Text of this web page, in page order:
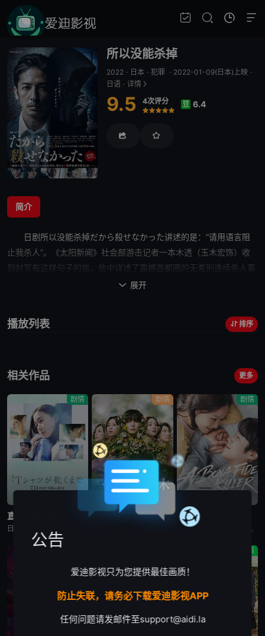
所以没能杀掉
2022 · 日本 · 犯罪 · 2022-01-09(日本)上映 ·
日语 · 详情
9.5 4次评分
很差
较差
还行推荐力荐
豆 6.4
简介
日剧所以没能杀掉だから殺せなかった讲述的是：“请用语言阻
止我杀人”。《太阳新闻》社会部游击记者一本木透（玉木宏饰）收
到封写有这样句子的信，信中详述了震撼首都圈的无差别连续杀人事
件具体犯行。犯人指名要求与一本木在报纸上进行交流。一本木作为
所以没能杀掉
だから殺せなかった由一本木透同名小说改编，曾获得
 展开
播放列表 排序
相关作品 更多
剧情
直到T恤干透
剧情
一次元的扦插
剧情
杀手妈咪
日剧《杀手妈咪》又名：主妇杀手,有夫之妇杀手,Married Woman Killer,A Bona Fide Killer,유부녀 킬러，讲述了：改编自同名漫画。35岁的俞宝娜过着相夫教子的普通生活
剧情
公告
爱迪影视只为您提供最佳画质！
防止失联，请务必下载爱迪影视APP
任何问题请发邮件至support@aidi.la